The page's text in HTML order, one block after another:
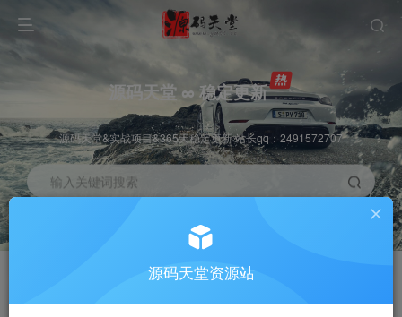
源码天堂 ∞ 稳定更新
源码天堂&实战项目&365天稳定更新 站长qq：2491572707
输入关键词搜索
推广赚钱 70%分佣
站长招募
推荐
源码天堂资源站